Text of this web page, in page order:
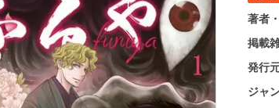
著者
掲載
発行
ジャ